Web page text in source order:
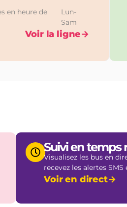
en heure de
Lun-
Sam
Voir la ligne→
Suivi en temps
Visualisez les bus en
recevez les alertes
Voir en direct→